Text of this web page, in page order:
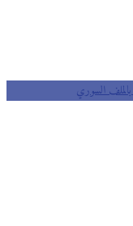
السوري